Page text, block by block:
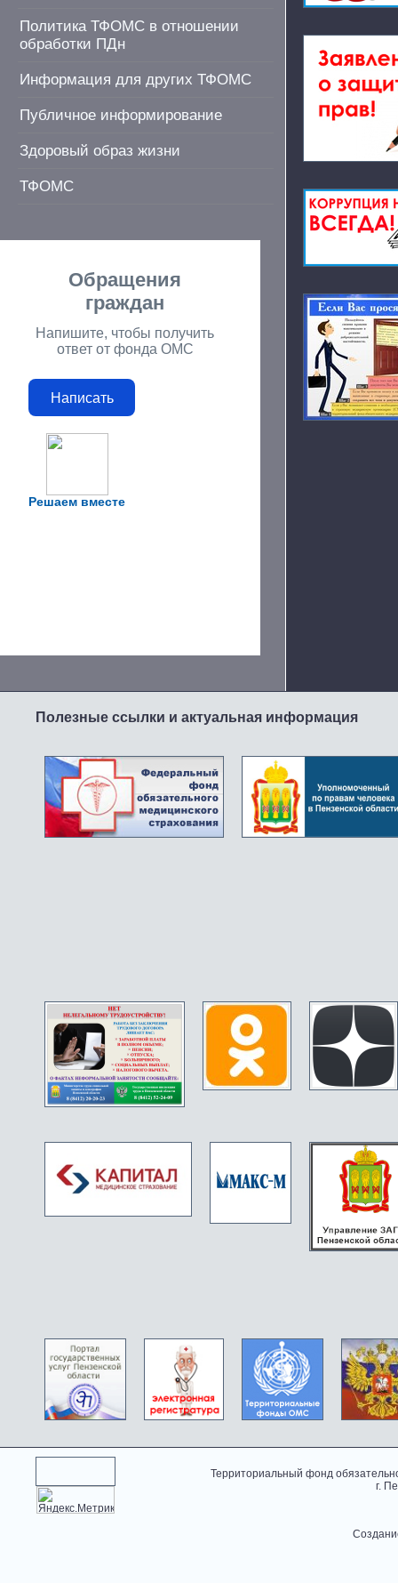
Политика ТФОМС в отношении
обработки ПДн
Информация для других ТФОМС
Публичное информирование
Здоровый образ жизни
ТФОМС
Решаем вместе
Обращения
граждан
Напишите, чтобы получить
ответ от фонда ОМС
Написать
Полезные ссылки и актуальная информация
Территориальный фонд
г.